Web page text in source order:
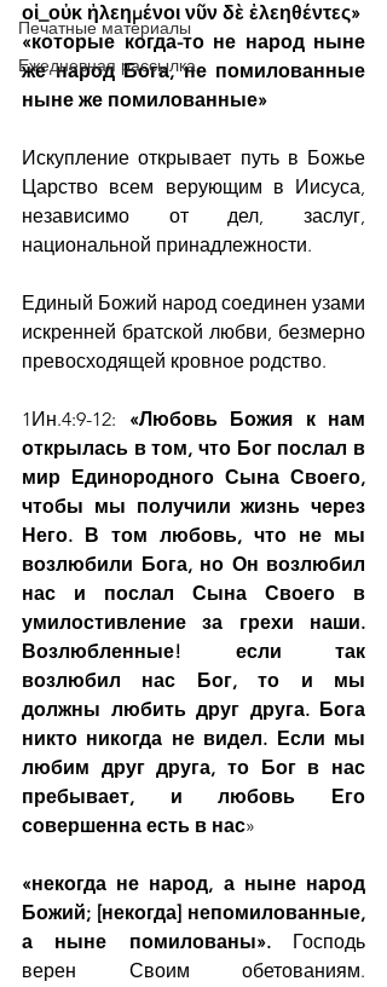
Печатные материалы
Ежедневная рассылка
οἱ_οὐκ ἠλεημένοι νῦν δὲ ἐλεηθέντες»
«которые когда-то не народ ныне
же народ Бога, не помилованные
ныне же помилованные»
Искупление открывает путь в Божье
Царство всем верующим в Иисуса,
независимо от дел, заслуг,
национальной принадлежности.
Единый Божий народ соединен узами
искренней братской любви, безмерно
превосходящей кровное родство.
1Ин.4:9-12: «Любовь Божия к нам
открылась в том, что Бог послал в
мир Единородного Сына Своего,
чтобы мы получили жизнь через
Него. В том любовь, что не мы
возлюбили Бога, но Он возлюбил
нас и послал Сына Своего в
умилостивление за грехи наши.
Возлюбленные! если так
возлюбил нас Бог, то и мы
должны любить друг друга. Бога
никто никогда не видел. Если мы
любим друг друга, то Бог в нас
пребывает, и любовь Его
совершенна есть в нас»
«некогда не народ, а ныне народ
Божий; [некогда] непомилованные,
а ныне помилованы». Господь
верен Своим обетованиям.